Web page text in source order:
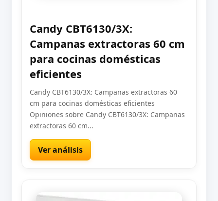
Candy CBT6130/3X:
Campanas extractoras 60 cm
para cocinas domésticas
eficientes
Candy CBT6130/3X: Campanas extractoras 60
cm para cocinas domésticas eficientes
Opiniones sobre Candy CBT6130/3X: Campanas
extractoras 60 cm...
Ver análisis